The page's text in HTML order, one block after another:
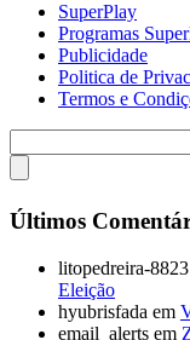
SuperPlay
Programas
Publicidade
Politica de
Termos e
Últimos
litopedreira-8823
Eleição
hyubrisfada em
email_alerts em